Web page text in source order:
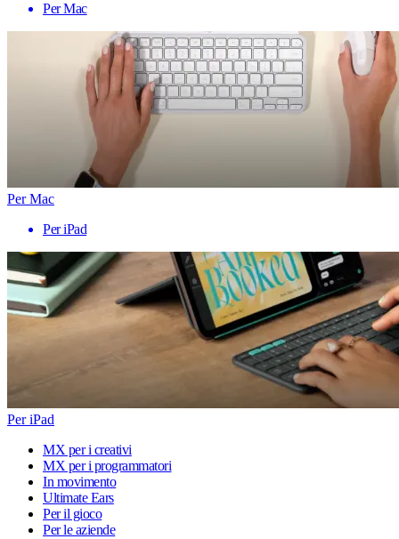
Per Mac
Per Mac
Per iPad
Per iPad
MX per i creativi
MX per i programmatori
In movimento
Ultimate Ears
Per il gioco
Per le aziende